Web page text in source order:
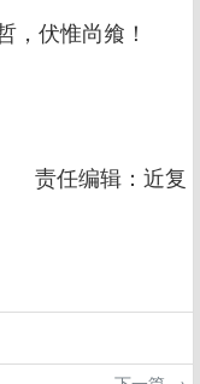
，伏惟尚飨！
责任编辑：近复